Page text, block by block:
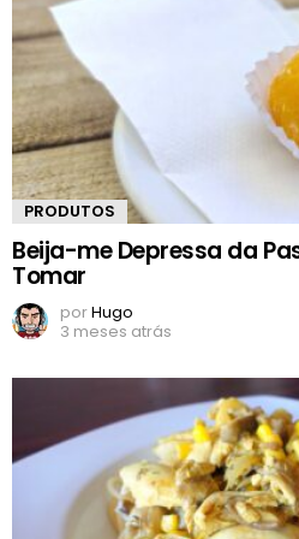
PRODUTOS
Beija-me Depressa da
Tomar
porHugo
3 meses atrás